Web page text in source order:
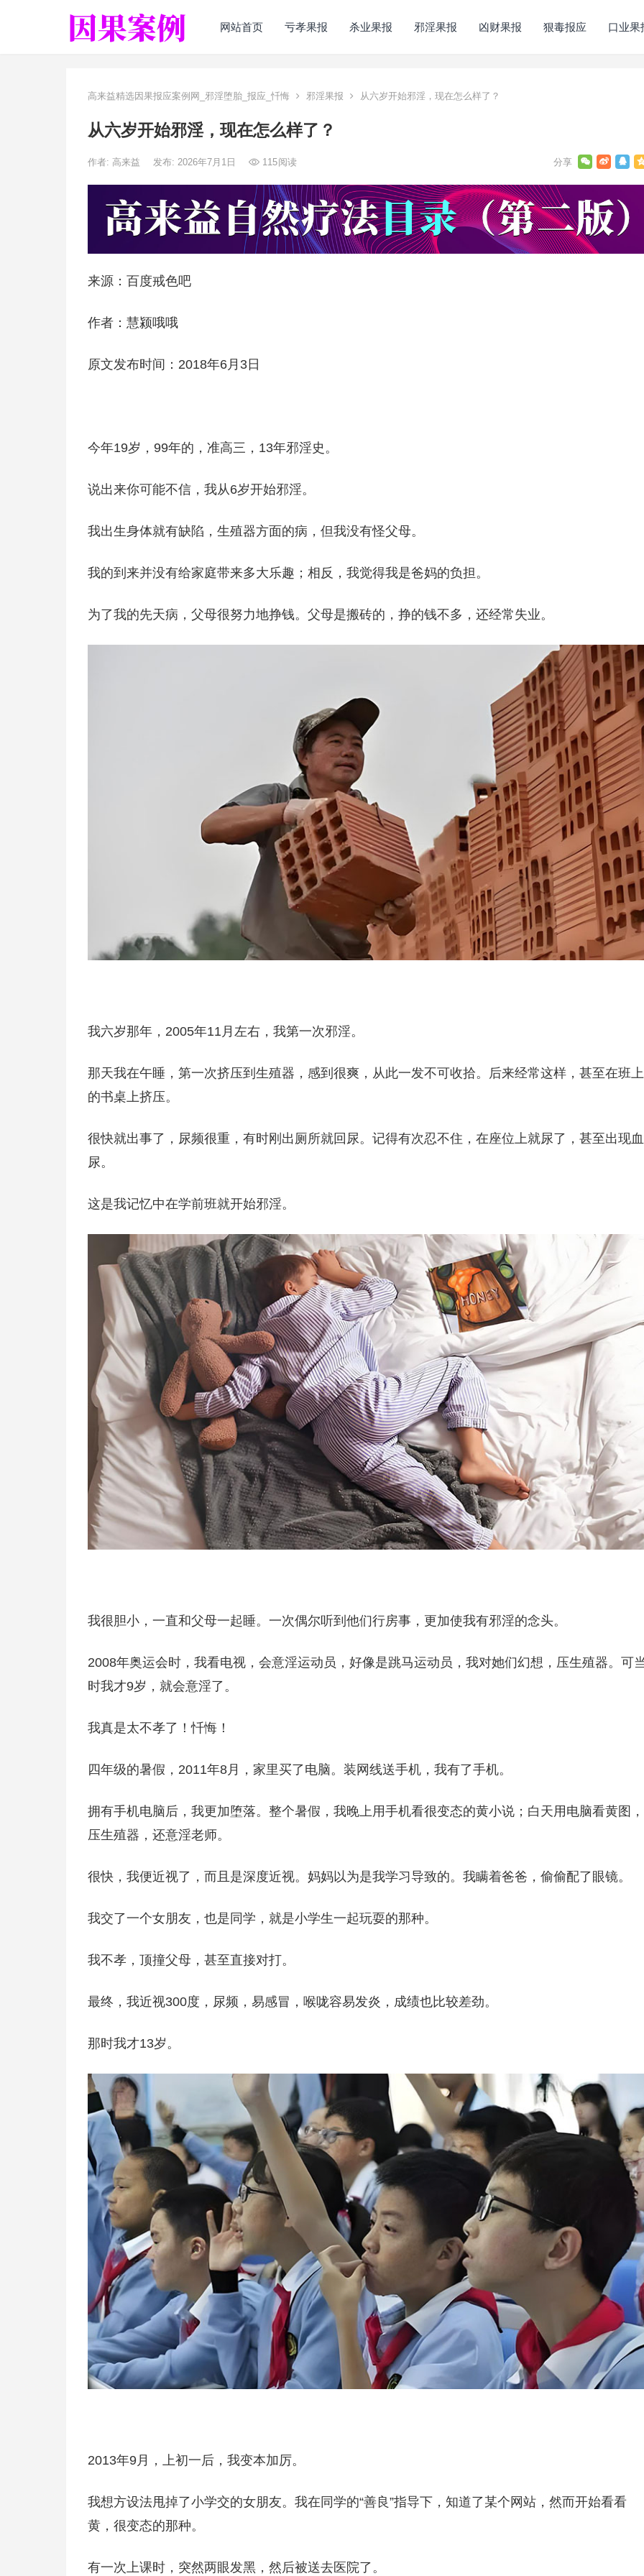
网站首页 亏孝果报 杀业果报 邪淫果报 凶财果报 狠毒报应 口业果
高来益精选因果报应案例网_邪淫堕胎_报应_忏悔 邪淫果报 从六岁开始邪淫，现在怎么样了？
从六岁开始邪淫，现在怎么样了？
作者: 高来益 发布: 2026年7月1日 115阅读
来源：百度戒色吧
作者：慧颍哦哦
原文发布时间：2018年6月3日
今年19岁，99年的，准高三，13年邪淫史。
说出来你可能不信，我从6岁开始邪淫。
我出生身体就有缺陷，生殖器方面的病，但我没有怪父母。
我的到来并没有给家庭带来多大乐趣；相反，我觉得我是爸妈的负担。
为了我的先天病，父母很努力地挣钱。父母是搬砖的，挣的钱不多，还经常失业。
我六岁那年，2005年11月左右，我第一次邪淫。
那天我在午睡，第一次挤压到生殖器，感到很爽，从此一发不可收拾。后来经常这样，甚至在班上
的书桌上挤压。
很快就出事了，尿频很重，有时刚出厕所就回尿。记得有次忍不住，在座位上就尿了，甚至出现血
尿。
这是我记忆中在学前班就开始邪淫。
我很胆小，一直和父母一起睡。一次偶尔听到他们行房事，更加使我有邪淫的念头。
2008年奥运会时，我看电视，会意淫运动员，好像是跳马运动员，我对她们幻想，压生殖器。可
时我才9岁，就会意淫了。
我真是太不孝了！忏悔！
四年级的暑假，2011年8月，家里买了电脑。装网线送手机，我有了手机。
拥有手机电脑后，我更加堕落。整个暑假，我晚上用手机看很变态的黄小说；白天用电脑看黄图，
压生殖器，还意淫老师。
很快，我便近视了，而且是深度近视。妈妈以为是我学习导致的。我瞒着爸爸，偷偷配了眼镜。
我交了一个女朋友，也是同学，就是小学生一起玩耍的那种。
我不孝，顶撞父母，甚至直接对打。
最终，我近视300度，尿频，易感冒，喉咙容易发炎，成绩也比较差劲。
那时我才13岁。
2013年9月，上初一后，我变本加厉。
我想方设法甩掉了小学交的女朋友。我在同学的“善良”指导下，知道了某个网站，然而开始看看
黄，很变态的那种。
有一次上课时，突然两眼发黑，然后被送去医院了。